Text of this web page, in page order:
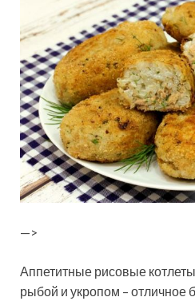
—>
Аппетитные рисовые
рыбой и укропом – отличное